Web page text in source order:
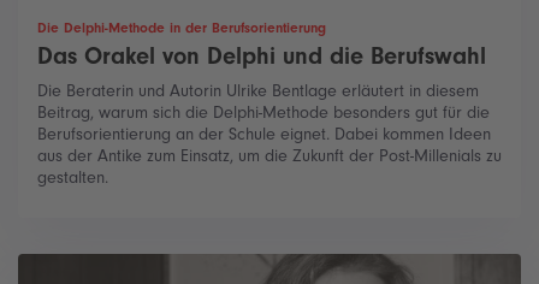
Die Delphi-Methode in der Berufsorientierung
Das Orakel von Delphi und die Berufswahl
Die Beraterin und Autorin Ulrike Bentlage erläutert in diesem
Beitrag, warum sich die Delphi-Methode besonders gut für die
Berufsorientierung an der Schule eignet. Dabei kommen Ideen
aus der Antike zum Einsatz, um die Zukunft der Post-Millenials zu
gestalten.